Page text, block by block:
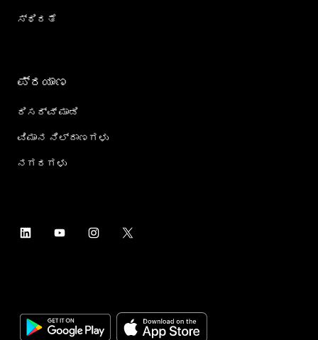
ಸ್ಥಿರತೆ
ಪ್ರಯಾಣ
ರಿಸರ್ವ್ ಮಾಡಿ
ವಿಮಾನ ನಿಲ್ದಾಣಗಳು
ನಗರಗಳು